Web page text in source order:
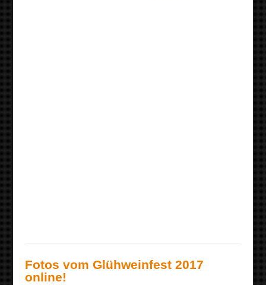
Fotos vom Glühweinfest 2017
online!